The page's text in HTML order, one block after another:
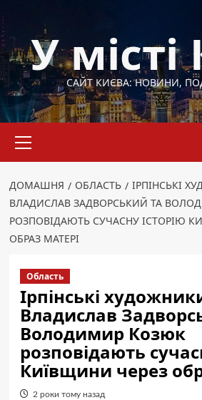
до
вмістуУ місті
САЙТ КИЄВА: НОВИНИ,
меню
ДОМАШНЯ ОБЛАСТЬ
ІРПІНСЬКІ
ВЛАДИСЛАВ ЗАДВОРСЬКИЙ ТА
РОЗПОВІДАЮТЬ СУЧАСНУ ІСТОРІЮ
ОБРАЗ МАТЕРІ
Область
Ірпінські
Владислав
Володимир Козюк
розповідають
Київщини через
2 роки тому назад